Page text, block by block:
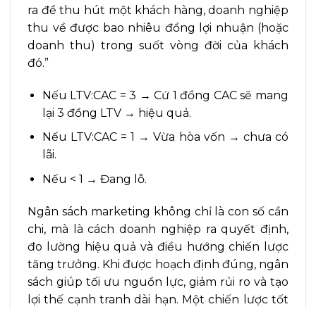
ra để thu hút một khách hàng, doanh nghiệp
thu về được bao nhiêu đồng lợi nhuận (hoặc
doanh thu) trong suốt vòng đời của khách
đó.”
Nếu LTV:CAC = 3 → Cứ 1 đồng CAC sẽ mang
lại 3 đồng LTV → hiệu quả.
Nếu LTV:CAC = 1 → Vừa hòa vốn → chưa có
lãi.
Nếu < 1 → Đang lỗ.
Ngân sách marketing không chỉ là con số cần
chi, mà là cách doanh nghiệp ra quyết định,
đo lường hiệu quả và điều hướng chiến lược
tăng trưởng. Khi được hoạch định đúng, ngân
sách giúp tối ưu nguồn lực, giảm rủi ro và tạo
lợi thế cạnh tranh dài hạn. Một chiến lược tốt